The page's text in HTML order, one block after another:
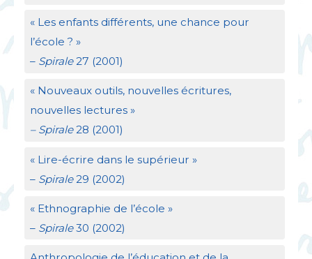
« Les enfants différents, une chance pour
l’école ? »
– Spirale27 (2001)
« Nouveaux outils, nouvelles écritures,
nouvelles lectures »
– Spirale28 (2001)
« Lire-écrire dans le supérieur »
– Spirale29 (2002)
« Ethnographie de l’école »
– Spirale30 (2002)